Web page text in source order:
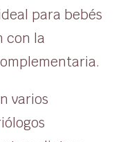
para bebés
con la
varios